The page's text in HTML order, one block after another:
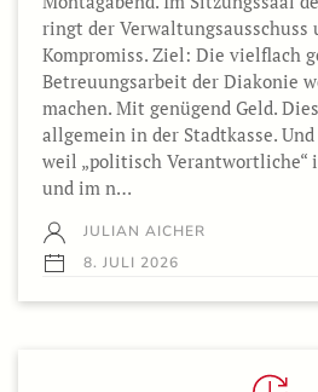
ringt der Verwaltungsausschuss
Kompromiss. Ziel: Die vielflach
Betreuungsarbeit der Diakonie
machen. Mit genügend Geld.
allgemein in der Stadtkasse.
weil „politisch Verantwortliche“
und im n…
JULIAN AICHER
8. JULI 2026